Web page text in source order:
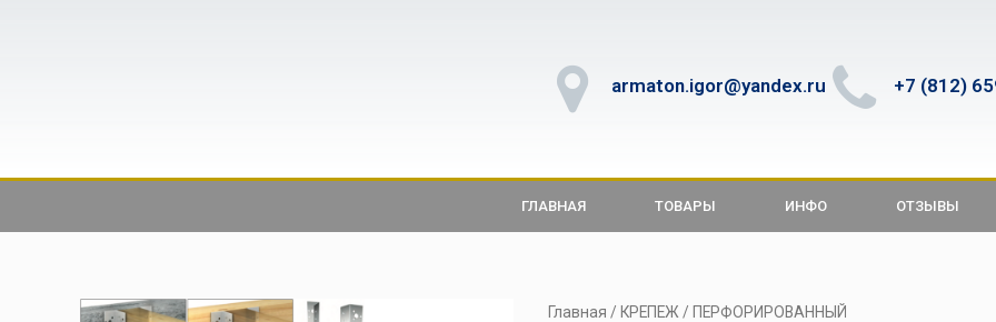
armaton.igor@yandex.ru +7 (812)
ГЛАВНАЯ ТОВАРЫ ИНФО ОТЗЫВЫ
Главная / КРЕПЕЖ / ПЕРФОРИРОВАННЫЙ